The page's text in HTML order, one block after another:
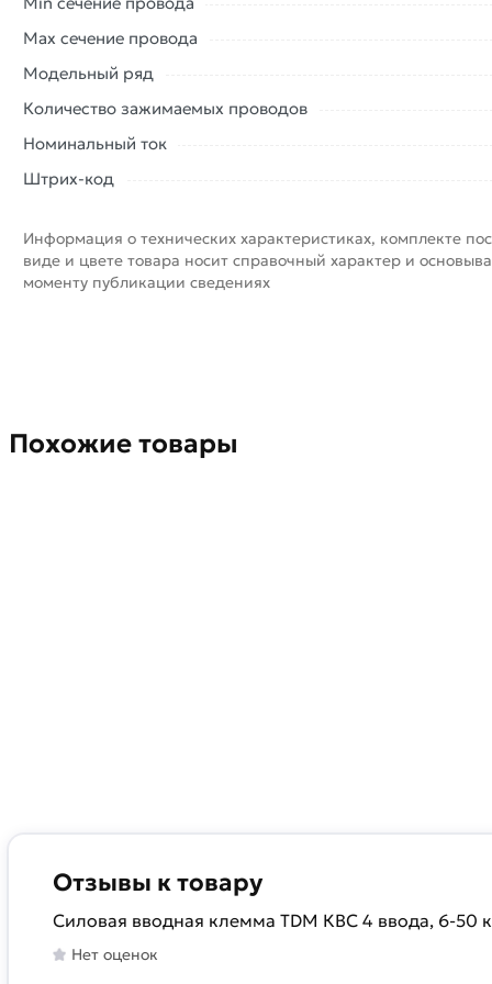
Max сечение провода
Модельный ряд
Количество зажимаемых проводов
Номинальный ток
Штрих-код
Информация о технических характеристиках, комплекте
виде и цвете товара носит справочный характер и
моменту публикации сведениях
Похожие товары
Отзывы к товару
Силовая вводная клемма TDM КВС 4 ввода, 6-50
Нет оценок